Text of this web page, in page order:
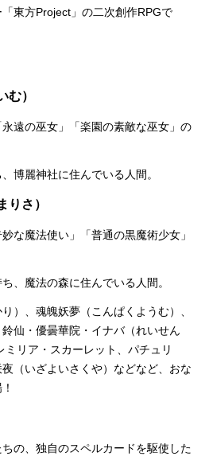
東方Project」の二次創作RPGで
む）
永遠の巫女」「楽園の素敵な巫女」の
博麗神社に住んでいる人間。
りさ）
な魔法使い」「普通の黒魔術少女」
、魔法の森に住んでいる人間。
）、魂魄妖夢（こんぱくようむ）、
仙・優曇華院・イナバ（れいせん
ミリア・スカーレット、パチュリ
（いざよいさくや）などなど、おな
の、独自のスペルカードを駆使した